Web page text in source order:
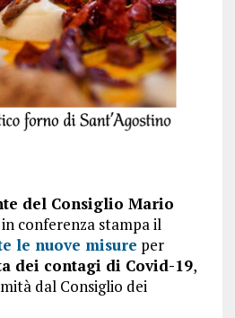
del Consiglio Mario
conferenza stampa il
le nuove misure per
dei contagi di Covid-19,
dal Consiglio dei